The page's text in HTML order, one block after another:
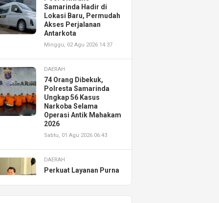
Samarinda Hadir di
Lokasi Baru, Permudah
Akses Perjalanan
Antarkota
Minggu, 02 Agu 2026 14:37
DAERAH
74 Orang Dibekuk,
Polresta Samarinda
Ungkap 56 Kasus
Narkoba Selama
Operasi Antik Mahakam
2026
Sabtu, 01 Agu 2026 06:43
DAERAH
Perkuat Layanan Purna
Resmikan AHASS